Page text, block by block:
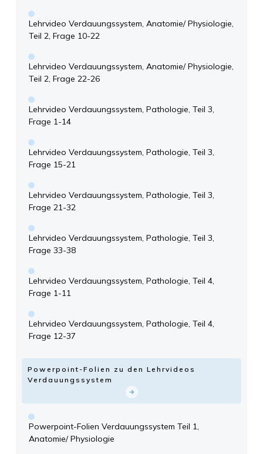
Lehrvideo Verdauungssystem, Anatomie/ Physiologie,
Teil 2, Frage 10-22
Lehrvideo Verdauungssystem, Anatomie/ Physiologie,
Teil 2, Frage 22-26
Lehrvideo Verdauungssystem, Pathologie, Teil 3,
Frage 1-14
Lehrvideo Verdauungssystem, Pathologie, Teil 3,
Frage 15-21
Lehrvideo Verdauungssystem, Pathologie, Teil 3,
Frage 21-32
Lehrvideo Verdauungssystem, Pathologie, Teil 3,
Frage 33-38
Lehrvideo Verdauungssystem, Pathologie, Teil 4,
Frage 1-11
Lehrvideo Verdauungssystem, Pathologie, Teil 4,
Frage 12-37
Powerpoint-Folien zu den Lehrvideos
Verdauungssystem
Powerpoint-Folien Verdauungssystem Teil 1,
Anatomie/ Physiologie